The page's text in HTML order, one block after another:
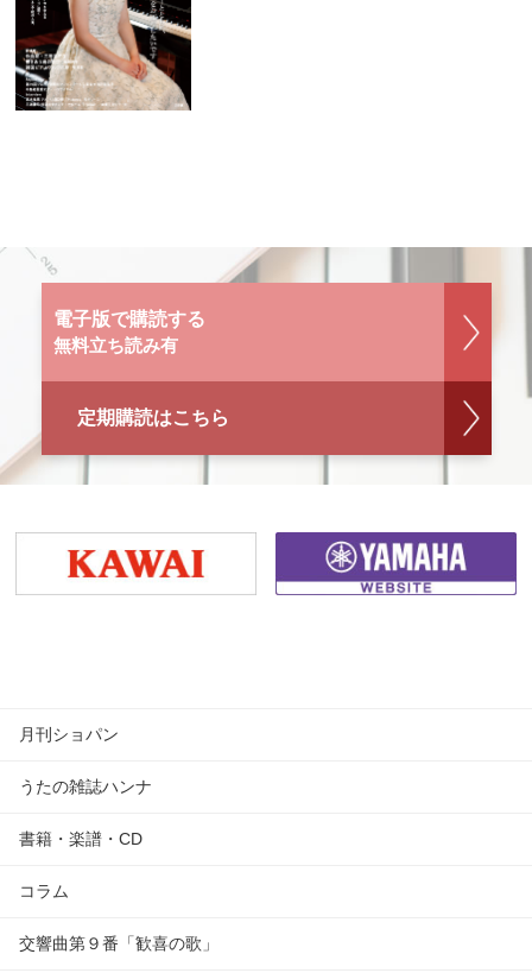
電子版で購読する
無料立ち読み有
定期購読はこちら
月刊ショパン
うたの雑誌ハンナ
書籍・楽譜・CD
コラム
交響曲第９番「歓喜の歌」